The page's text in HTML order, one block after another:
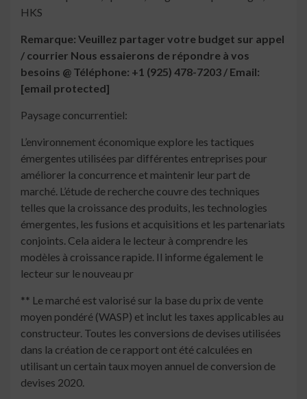
HKS
Remarque: Veuillez partager votre budget sur appel
/ courrier Nous essaierons de répondre à vos
besoins @ Téléphone: +1 (925) 478-7203 / Email:
[email protected]
Paysage concurrentiel:
L’environnement économique explore les tactiques
émergentes utilisées par différentes entreprises pour
améliorer la concurrence et maintenir leur part de
marché. L’étude de recherche couvre des techniques
telles que la croissance des produits, les technologies
émergentes, les fusions et acquisitions et les partenariats
conjoints. Cela aidera le lecteur à comprendre les
modèles à croissance rapide. Il informe également le
lecteur sur le nouveau pr
** Le marché est valorisé sur la base du prix de vente
moyen pondéré (WASP) et inclut les taxes applicables au
constructeur. Toutes les conversions de devises utilisées
dans la création de ce rapport ont été calculées en
utilisant un certain taux moyen annuel de conversion de
devises 2020.